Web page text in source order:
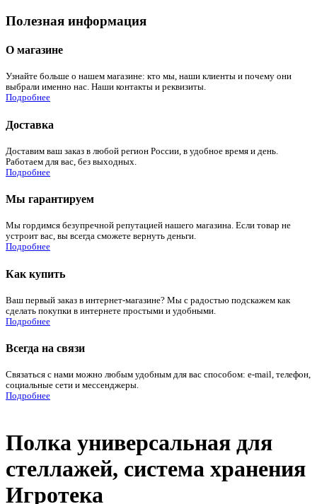
Полезная информация
О магазине
Узнайте больше о нашем магазине: кто мы, наши клиенты и почему они
выбрали именно нас. Наши контакты и реквизиты.
Подробнее
Доставка
Доставим ваш заказ в любой регион России, в удобное время и день.
Работаем для вас, без выходных.
Подробнее
Мы гарантируем
Мы гордимся безупречной репутацией нашего магазина. Если товар не
устроит вас, вы всегда сможете вернуть деньги.
Подробнее
Как купить
Ваш первый заказ в интернет-магазине? Мы с радостью подскажем как
сделать покупки в интернете простыми и удобными.
Подробнее
Всегда на связи
Связаться с нами можно любым удобным для вас способом: e-mail, телефон,
социальные сети и мессенджеры.
Подробнее
Полка универсальная для
стеллажей, система хранения
Игротека